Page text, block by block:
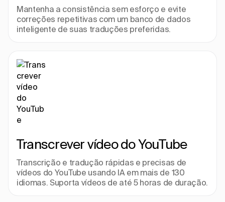
Mantenha a consistência sem esforço e evite
correções repetitivas com um banco de dados
inteligente de suas traduções preferidas.
Transcrever vídeo do YouTube
Transcrição e tradução rápidas e precisas de
vídeos do YouTube usando IA em mais de 130
idiomas. Suporta vídeos de até 5 horas de duração.